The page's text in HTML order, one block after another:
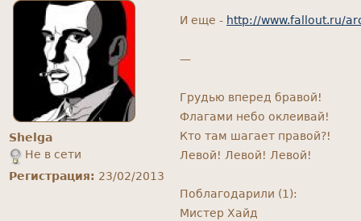
Shelga
Не в сети
Регистрация: 23/02/2013
И еще - http://www.fallout.ru/
—
Грудью вперед бравой!
Флагами небо оклеивай!
Кто там шагает правой?!
Левой! Левой! Левой!
Поблагодарили (1):
Мистер Хайд